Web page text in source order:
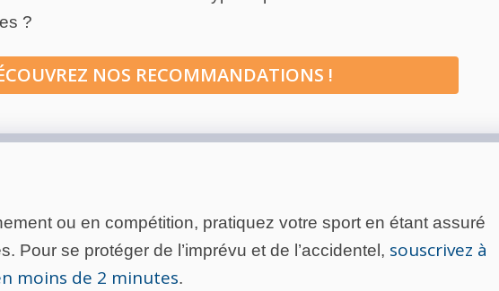
?
NOS RECOMMANDATIONS !
ou en compétition, pratiquez votre sport en étant assuré
Pour se protéger de l’imprévu et de l’accidentel, souscrivez à
moins de 2 minutes.